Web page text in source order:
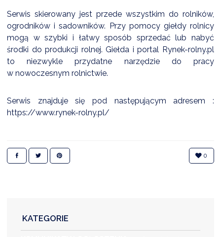
Serwis skierowany jest przede wszystkim do rolników,
ogrodników i sadowników. Przy pomocy giełdy rolnicy
mogą w szybki i łatwy sposób sprzedać lub nabyć
środki do produkcji rolnej. Giełda i portal Rynek-rolny.pl
to niezwykle przydatne narzędzie do pracy
w nowoczesnym rolnictwie.
Serwis znajduje się pod następującym adresem :
https://www.rynek-rolny.pl/
0
KATEGORIE